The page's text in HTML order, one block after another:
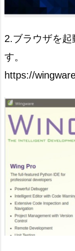
2.ブラウザを起
す。
https://